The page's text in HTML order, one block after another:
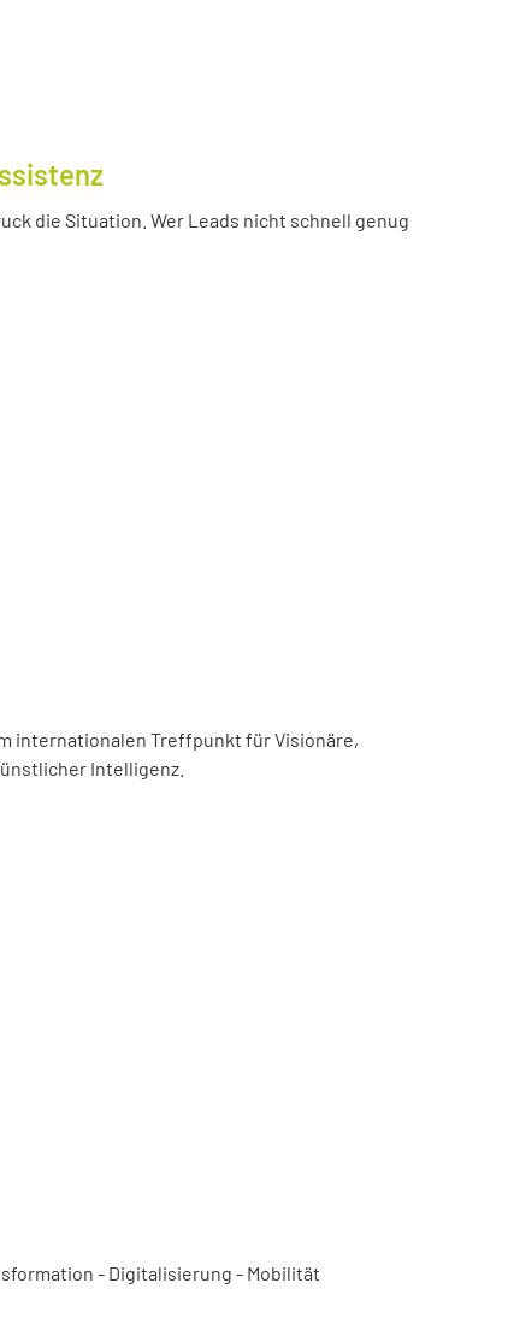
die Situation. Wer Leads nicht schnell genug
internationalen Treffpunkt für Visionäre,
Intelligenz.
- Digitalisierung - Mobilität